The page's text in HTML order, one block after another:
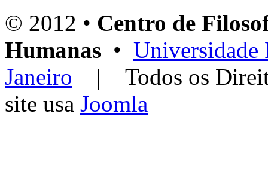
© 2012 • Centro de
Humanas • Universidade
Janeiro | Todos os
site usa Joomla